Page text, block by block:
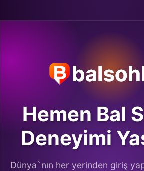
Hemen Bal
Deneyimi
Dünya`nın her yerinden giriş